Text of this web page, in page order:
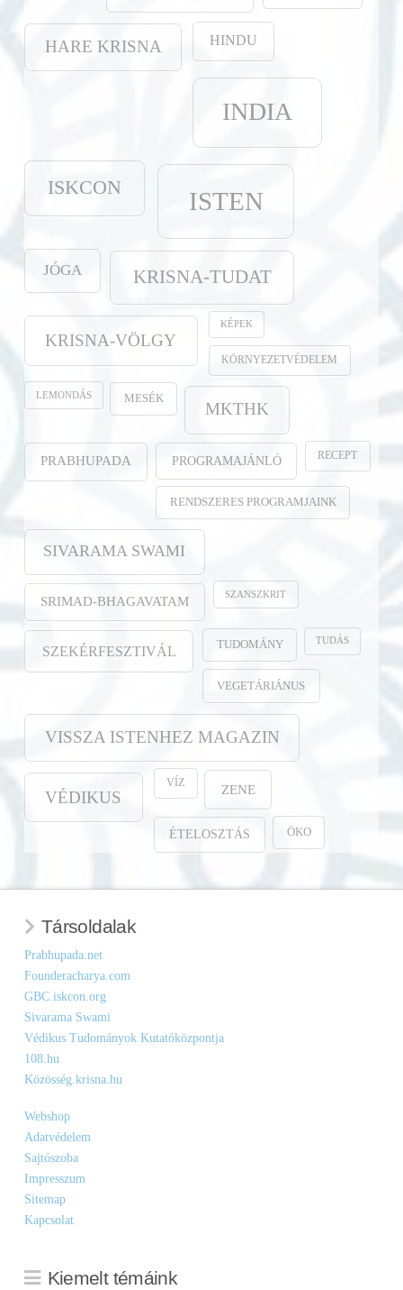
HARE KRISNA HINDU
INDIA
ISKCON ISTEN
JÓGA KRISNA-TUDAT
KRISNA-VÖLGY
KÉPEK
KÖRNYEZETVÉDELEM
LEMONDÁS MESÉK
MKTHK
PRABHUPADA PROGRAMAJÁNLÓ RECEPT
RENDSZERES PROGRAMJAINK
SIVARAMA SWAMI
SRIMAD-BHAGAVATAM SZANSZKRIT
SZEKÉRFESZTIVÁL TUDOMÁNY TUDÁS
VEGETÁRIÁNUS
VISSZA ISTENHEZ MAGAZIN
VÉDIKUS
VÍZ ZENE
ÉTELOSZTÁS ÖKO
Társoldalak
Prabhupada.net
Founderacharya.com
GBC.iskcon.org
Sivarama Swami
Védikus Tudományok Kutatóközpontja
108.hu
Közösség.krisna.hu
Webshop
Adatvédelem
Sajtószoba
Impresszum
Sitemap
Kapcsolat
Kiemelt témáink